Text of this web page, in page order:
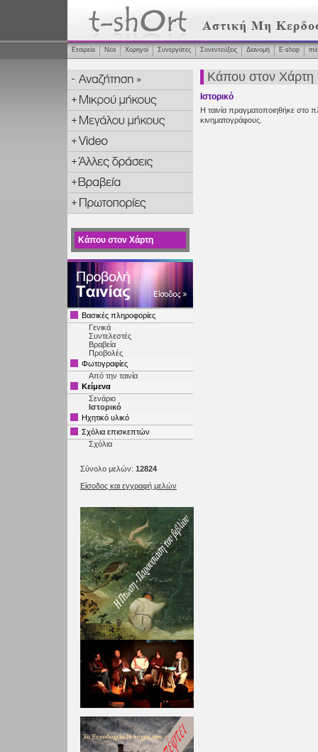
Εταιρεία Νέα Χορηγοί Συνεργάτες Συνεντεύξεις Διανομή Ε-shop
Κάπου στον Χάρτη
Βασικές πληροφορίες
Γενικά
Συντελεστές
Βραβεία
Προβολές
Φωτογραφίες
Από την ταινία
Κείμενα
Σενάριο
Ιστορικό
Ηχητικό υλικό
Σχόλια επισκεπτών
Σχόλια
Σύνολο μελών: 12824
Είσοδος και εγγραφή μελών
Κάπου στον Χάρτη
Ιστορικό
Η ταινία πραγματοποιηθήκε στο
κινηματογράφους.